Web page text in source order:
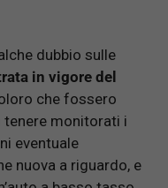
dubbio sulle
in vigore del
che fossero
monitorati i
eventuale
nuova a riguardo, e